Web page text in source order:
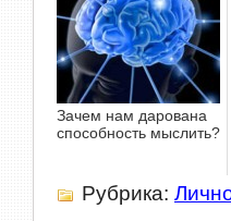
Зачем нам дарована
способность мыслить?
Рубрика: